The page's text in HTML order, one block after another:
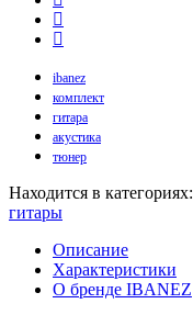
ibanez
комплект
гитара
акустика
тюнер
Находится в категориях:
гитары
Описание
Характеристики
О бренде IBANEZ